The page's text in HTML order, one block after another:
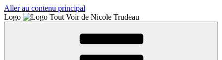
Aller au contenu principal
Logo